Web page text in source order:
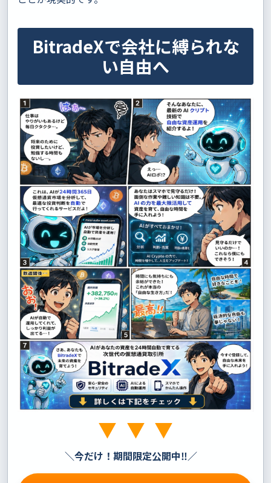
BitradeXで会社に縛られな
い自由へ
＼今だけ！期間限定公開中‼／